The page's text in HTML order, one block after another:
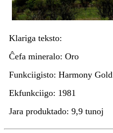
Klariga teksto:
Ĉefa mineralo: Oro
Funkciigisto: Harmony Gold
Ekfunkciigo: 1981
Jara produktado: 9,9 tunoj